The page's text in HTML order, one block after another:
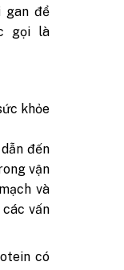
gan để
gọi là
khỏe
đến
vận
và
vấn
có